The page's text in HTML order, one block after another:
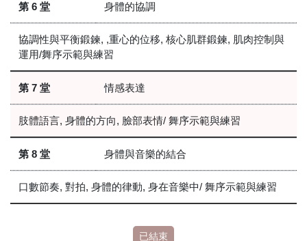
第 6 堂 身體的協調
協調性與平衡鍛鍊, ,重心的位移, 核心肌群鍛鍊, 肌肉控制與
運用/舞序示範與練習
第 7 堂 情感表達
肢體語言, 身體的方向, 臉部表情/ 舞序示範與練習
第 8 堂 身體與音樂的結合
口數節奏, 對拍, 身體的律動, 身在音樂中/ 舞序示範與練習
已結束